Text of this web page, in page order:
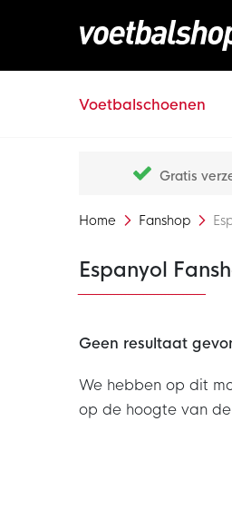
Voetbalschoenen
Gratis
Home Fanshop
Espanyol
Geen resultaat
We hebben op dit
op de hoogte van